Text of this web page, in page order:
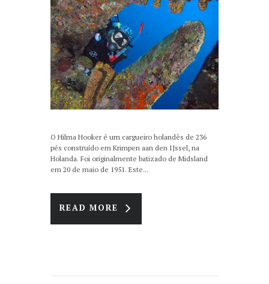
O Hilma Hooker é um cargueiro holandês de 236
pés construído em Krimpen aan den IJssel, na
Holanda. Foi originalmente batizado de Midsland
em 20 de maio de 1951. Este...
READ MORE